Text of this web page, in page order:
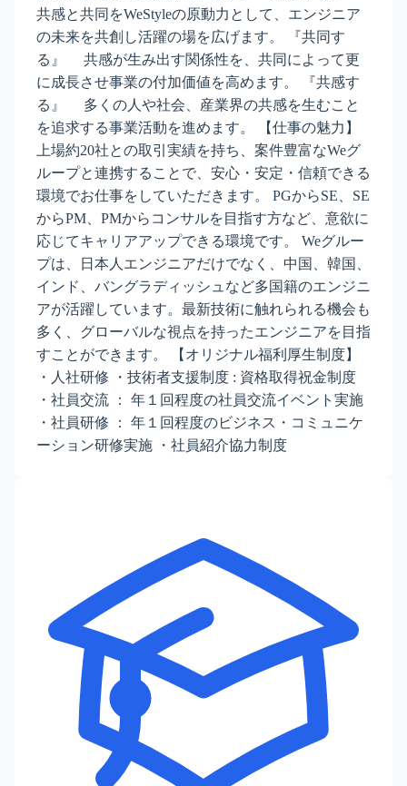
共感と共同をWeStyleの原動力として、エンジニア
の未来を共創し活躍の場を広げます。 『共同す
る』 共感が生み出す関係性を、共同によって更
に成長させ事業の付加価値を高めます。 『共感す
る』 多くの人や社会、産業界の共感を生むこと
を追求する事業活動を進めます。 【仕事の魅力】
上場約20社との取引実績を持ち、案件豊富なWeグ
ループと連携することで、安⼼・安定・信頼できる
環境でお仕事をしていただきます。 PGからSE、SE
からPM、PMからコンサルを⽬指す⽅など、意欲に
応じてキャリアアップできる環境です。 Weグルー
プは、⽇本⼈エンジニアだけでなく、中国、韓国、
インド、バングラディッシュなど多国籍のエンジニ
アが活躍しています。最新技術に触れられる機会も
多く、グローバルな視点を持ったエンジニアを目指
すことができます。 【オリジナル福利厚生制度】
・人社研修 ・技術者支援制度 : 資格取得祝金制度
・社員交流 ： 年１回程度の社員交流イベント実施
・社員研修 ： 年１回程度のビジネス・コミュニケ
ーション研修実施 ・社員紹介協⼒制度